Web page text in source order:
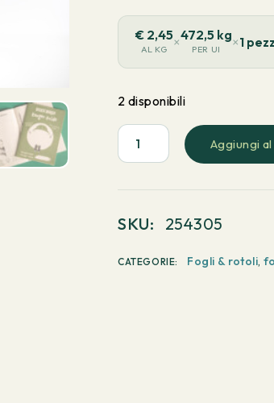
€ 2,45
AL KG ×472,5 kg
PER UI ×1
2 disponibili
PaperWise
lunga
Aggiungi
SKU: 254305
CATEGORIE: Fogli & rotoli,